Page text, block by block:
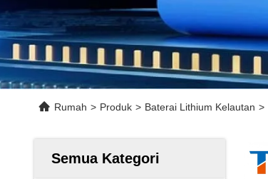
Rumah > Produk > Baterai Lithium Kelautan >
Semua Kategori